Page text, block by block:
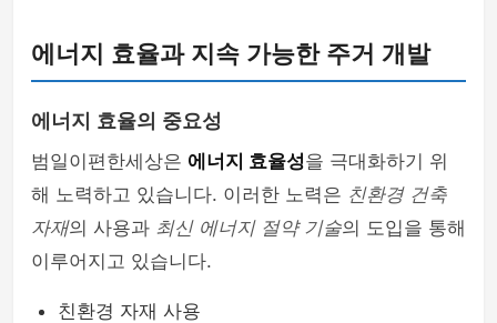
에너지 효율과 지속 가능한 주거 개발
에너지 효율의 중요성
범일이편한세상은 에너지 효율성을 극대화하기 위
해 노력하고 있습니다. 이러한 노력은 친환경 건축
자재의 사용과 최신 에너지 절약 기술의 도입을 통해
이루어지고 있습니다.
친환경 자재 사용